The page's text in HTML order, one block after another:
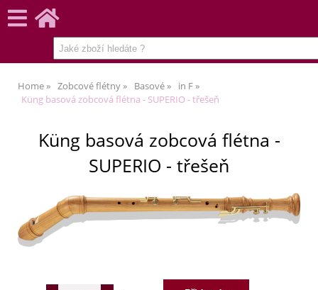
Home Zobcové flétny Basové
in F
Küng basová zobcová flétna - SUPERIO - třešeň
Küng basová zobcová flétna -
SUPERIO - třešeň